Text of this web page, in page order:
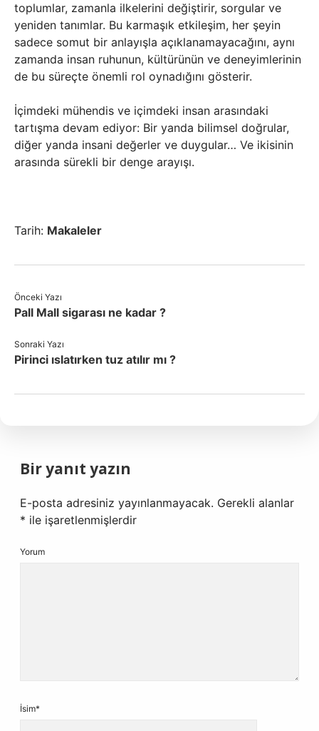
toplumlar, zamanla ilkelerini değiştirir, sorgular ve
yeniden tanımlar. Bu karmaşık etkileşim, her şeyin
sadece somut bir anlayışla açıklanamayacağını, aynı
zamanda insan ruhunun, kültürünün ve deneyimlerinin
de bu süreçte önemli rol oynadığını gösterir.
İçimdeki mühendis ve içimdeki insan arasındaki
tartışma devam ediyor: Bir yanda bilimsel doğrular,
diğer yanda insani değerler ve duygular… Ve ikisinin
arasında sürekli bir denge arayışı.
Tarih: Makaleler
Önceki Yazı
Pall Mall sigarası ne kadar ?
Sonraki Yazı
Pirinci ıslatırken tuz atılır mı ?
Bir yanıt yazın
E-posta adresiniz yayınlanmayacak. Gerekli alanlar
* ile işaretlenmişlerdir
Yorum
İsim*